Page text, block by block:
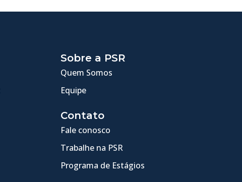
Sobre a PSR
Quem Somos
Equipe
Contato
Fale conosco
Trabalhe na PSR
Programa de Estágios